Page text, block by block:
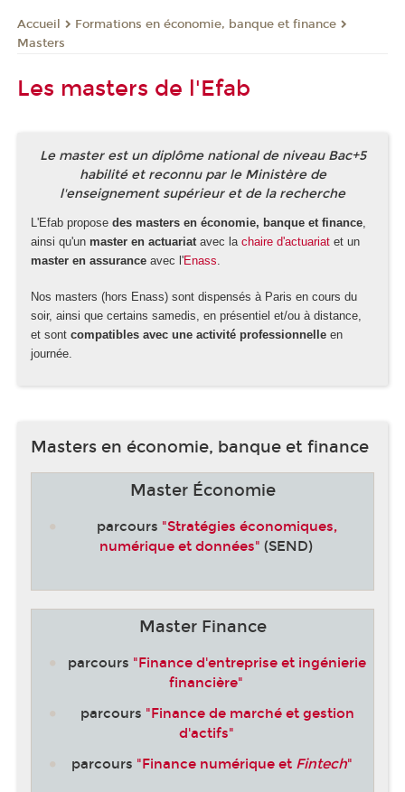
Accueil
Formations en économie, banque et finance
Masters
Les masters de l'Efab
Le master est un diplôme national de niveau Bac+5
habilité et reconnu par le Ministère de
l'enseignement supérieur et de la recherche
L'Efab propose des masters en économie, banque et finance
ainsi qu'un master en actuariat avec la chaire d'actuariat et un
master en assurance avec l'Enass
Nos masters (hors Enass) sont dispensés à Paris en cours du
soir, ainsi que certains samedis, en présentiel et/ou à distance,
et sont compatibles avec une activité professionnelle en
journée.
Masters en économie, banque et finance
Master Économie
parcours "Stratégies économiques,
numérique et données" (SEND)
Master Finance
parcours "Finance d'entreprise et ingénierie
financière"
parcours "Finance de marché et gestion
d'actifs"
parcours "Finance numérique et Fintech"